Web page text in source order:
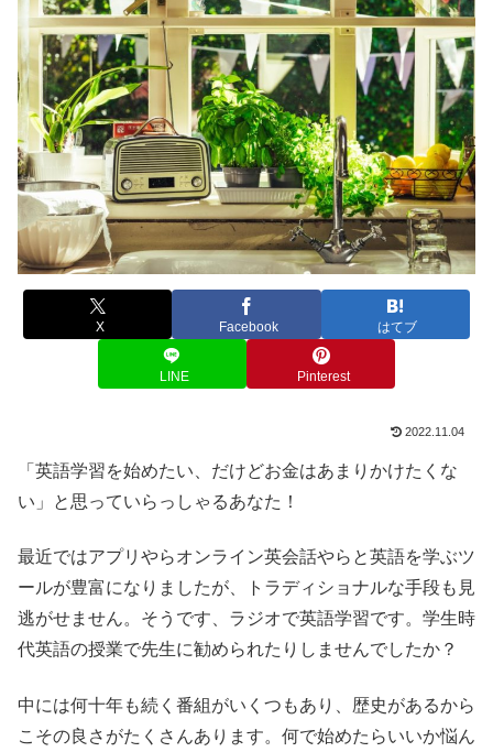
X Facebook はてブ
LINE Pinterest
2022.11.04
「英語学習を始めたい、だけどお金はあまりかけたくな
い」と思っていらっしゃるあなた！
最近ではアプリやらオンライン英会話やらと英語を学ぶツ
ールが豊富になりましたが、トラディショナルな手段も見
逃がせません。そうです、ラジオで英語学習です。学生時
代英語の授業で先生に勧められたりしませんでしたか？
中には何十年も続く番組がいくつもあり、歴史があるから
こその良さがたくさんあります。何で始めたらいいか悩ん